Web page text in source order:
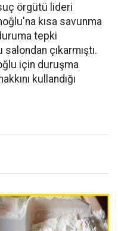
örgütü lideri
kısa savunma
tepki
çıkarmıştı.
için duruşma
kullandığı